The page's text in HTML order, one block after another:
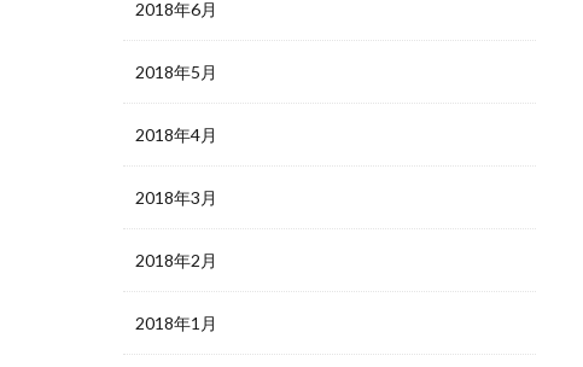
2018年6月
2018年5月
2018年4月
2018年3月
2018年2月
2018年1月